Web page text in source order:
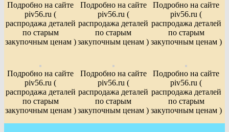
Подробно на сайте
piv56.ru (
распродажа деталей
по старым
закупочным ценам )
Подробно на сайте
piv56.ru (
распродажа деталей
по старым
закупочным ценам )
Подробно на сайте
piv56.ru (
распродажа деталей
по старым
закупочным ценам )
Подробно на сайте
piv56.ru (
распродажа деталей
по старым
закупочным ценам )
Подробно на сайте
piv56.ru (
распродажа деталей
по старым
закупочным ценам )
Подробно на сайте
piv56.ru (
распродажа деталей
по старым
закупочным ценам )